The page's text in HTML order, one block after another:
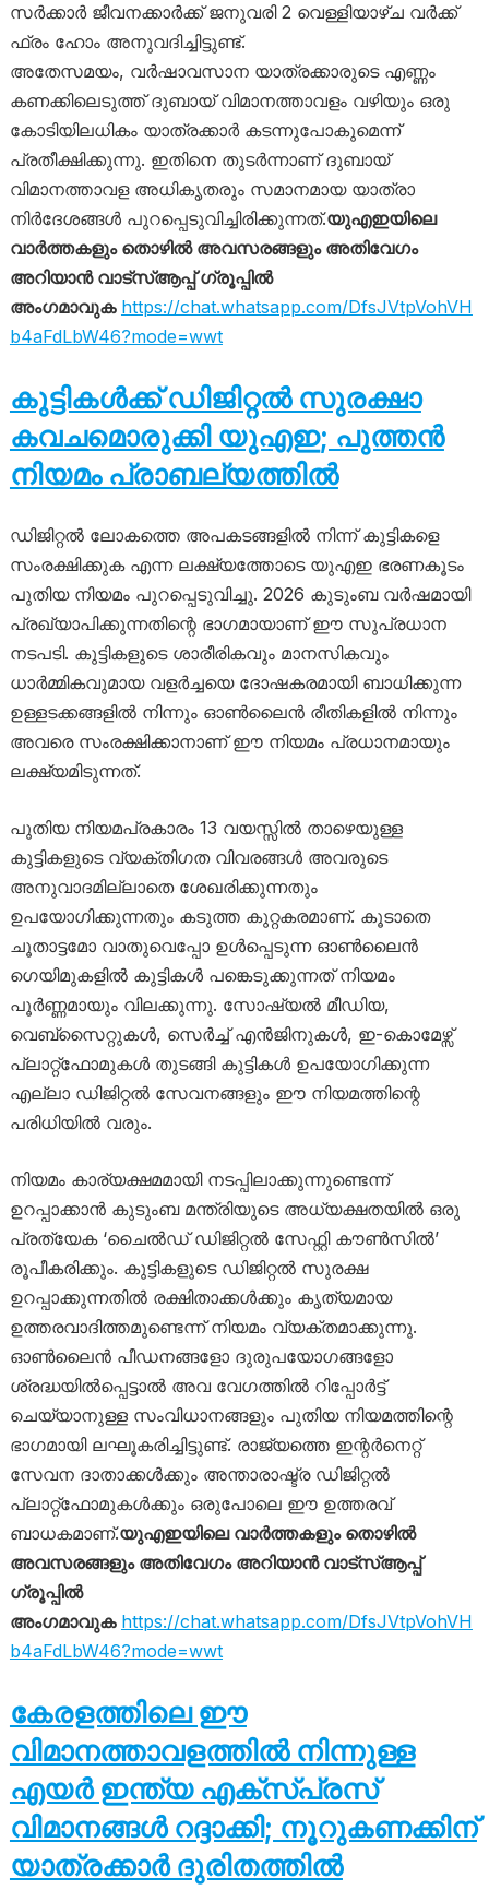
സർക്കാർ ജീവനക്കാർക്ക് ജനുവരി 2 വെള്ളിയാഴ്ച വർക്ക്
ഫ്രം ഹോം അനുവദിച്ചിട്ടുണ്ട്.
അതേസമയം, വർഷാവസാന യാത്രക്കാരുടെ എണ്ണം
കണക്കിലെടുത്ത് ദുബായ് വിമാനത്താവളം വഴിയും ഒരു
കോടിയിലധികം യാത്രക്കാർ കടന്നുപോകുമെന്ന്
പ്രതീക്ഷിക്കുന്നു. ഇതിനെ തുടർന്നാണ് ദുബായ്
വിമാനത്താവള അധികൃതരും സമാനമായ യാത്രാ
നിർദേശങ്ങൾ പുറപ്പെടുവിച്ചിരിക്കുന്നത്.യുഎഇയിലെ
വാർത്തകളും തൊഴിൽ അവസരങ്ങളും അതിവേഗം
അറിയാൻ വാട്സ്ആപ്പ് ഗ്രൂപ്പിൽ
അംഗമാവുക https://chat.whatsapp.com/DfsJVtpVohVH
b4aFdLbW46?mode=wwt
കുട്ടികൾക്ക് ഡിജിറ്റൽ സുരക്ഷാ
കവചമൊരുക്കി യുഎഇ; പുത്തൻ
നിയമം പ്രാബല്യത്തിൽ
ഡിജിറ്റൽ ലോകത്തെ അപകടങ്ങളിൽ നിന്ന് കുട്ടികളെ
സംരക്ഷിക്കുക എന്ന ലക്ഷ്യത്തോടെ യുഎഇ ഭരണകൂടം
പുതിയ നിയമം പുറപ്പെടുവിച്ചു. 2026 കുടുംബ വർഷമായി
പ്രഖ്യാപിക്കുന്നതിന്റെ ഭാഗമായാണ് ഈ സുപ്രധാന
നടപടി. കുട്ടികളുടെ ശാരീരികവും മാനസികവും
ധാർമ്മികവുമായ വളർച്ചയെ ദോഷകരമായി ബാധിക്കുന്ന
ഉള്ളടക്കങ്ങളിൽ നിന്നും ഓൺലൈൻ രീതികളിൽ നിന്നും
അവരെ സംരക്ഷിക്കാനാണ് ഈ നിയമം പ്രധാനമായും
ലക്ഷ്യമിടുന്നത്.
പുതിയ നിയമപ്രകാരം 13 വയസ്സിൽ താഴെയുള്ള
കുട്ടികളുടെ വ്യക്തിഗത വിവരങ്ങൾ അവരുടെ
അനുവാദമില്ലാതെ ശേഖരിക്കുന്നതും
ഉപയോഗിക്കുന്നതും കടുത്ത കുറ്റകരമാണ്. കൂടാതെ
ചൂതാട്ടമോ വാതുവെപ്പോ ഉൾപ്പെടുന്ന ഓൺലൈൻ
ഗെയിമുകളിൽ കുട്ടികൾ പങ്കെടുക്കുന്നത് നിയമം
പൂർണ്ണമായും വിലക്കുന്നു. സോഷ്യൽ മീഡിയ,
വെബ്സൈറ്റുകൾ, സെർച്ച് എൻജിനുകൾ, ഇ-കൊമേഴ്സ്
പ്ലാറ്റ്‌ഫോമുകൾ തുടങ്ങി കുട്ടികൾ ഉപയോഗിക്കുന്ന
എല്ലാ ഡിജിറ്റൽ സേവനങ്ങളും ഈ നിയമത്തിന്റെ
പരിധിയിൽ വരും.
നിയമം കാര്യക്ഷമമായി നടപ്പിലാക്കുന്നുണ്ടെന്ന്
ഉറപ്പാക്കാൻ കുടുംബ മന്ത്രിയുടെ അധ്യക്ഷതയിൽ ഒരു
പ്രത്യേക ‘ചൈൽഡ് ഡിജിറ്റൽ സേഫ്റ്റി കൗൺസിൽ’
രൂപീകരിക്കും. കുട്ടികളുടെ ഡിജിറ്റൽ സുരക്ഷ
ഉറപ്പാക്കുന്നതിൽ രക്ഷിതാക്കൾക്കും കൃത്യമായ
ഉത്തരവാദിത്തമുണ്ടെന്ന് നിയമം വ്യക്തമാക്കുന്നു.
ഓൺലൈൻ പീഡനങ്ങളോ ദുരുപയോഗങ്ങളോ
ശ്രദ്ധയിൽപ്പെട്ടാൽ അവ വേഗത്തിൽ റിപ്പോർട്ട്
ചെയ്യാനുള്ള സംവിധാനങ്ങളും പുതിയ നിയമത്തിന്റെ
ഭാഗമായി ലഘൂകരിച്ചിട്ടുണ്ട്. രാജ്യത്തെ ഇന്റർനെറ്റ്
സേവന ദാതാക്കൾക്കും അന്താരാഷ്ട്ര ഡിജിറ്റൽ
പ്ലാറ്റ്‌ഫോമുകൾക്കും ഒരുപോലെ ഈ ഉത്തരവ്
ബാധകമാണ്.യുഎഇയിലെ വാർത്തകളും തൊഴിൽ
അവസരങ്ങളും അതിവേഗം അറിയാൻ വാട്സ്ആപ്പ്
ഗ്രൂപ്പിൽ
അംഗമാവുക https://chat.whatsapp.com/DfsJVtpVohVH
b4aFdLbW46?mode=wwt
കേരളത്തിലെ ഈ
വിമാനത്താവളത്തിൽ നിന്നുള്ള
എയർ ഇന്ത്യ എക്സ്പ്രസ്
വിമാനങ്ങൾ റദ്ദാക്കി; നൂറുകണക്കിന്
യാത്രക്കാർ ദുരിതത്തിൽ